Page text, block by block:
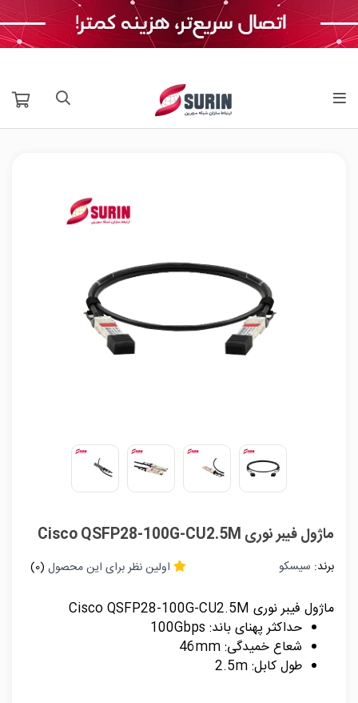
ماژول فیبر نوری Cisco QSFP28-100G-CU2.5M
برند: سیسکو اولین نظر برای این محصول (0)
ماژول فیبر نوری Cisco QSFP28-100G-CU2.5M
حداکثر پهنای باند: 100Gbps
شعاع خمیدگی: 46mm
طول کابل: 2.5m